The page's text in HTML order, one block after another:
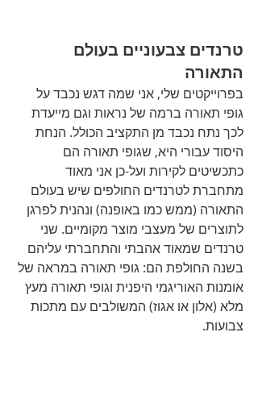
טרנדים צבעוניים בעולם
התאורה
בפרוייקטים שלי, אני שמה דגש נכבד על
גופי תאורה ברמה של נראות וגם מייעדת
לכך נתח נכבד מן התקציב הכולל. הנחת
היסוד עבורי היא, שגופי תאורה הם
כתכשיטים לקירות ועל-כן אני מאוד
מתחברת לטרנדים החולפים שיש בעולם
התאורה (ממש כמו באופנה) ונהנית לפרגן
לתוצרים של מעצבי מוצר מקומיים. שני
טרנדים שמאוד אהבתי והתחברתי עליהם
בשנה החולפת הם: גופי תאורה במראה של
אומנות האוריגמי היפנית וגופי תאורה מעץ
מלא (אלון או אגוז) המשולבים עם מתכות
צבועות.